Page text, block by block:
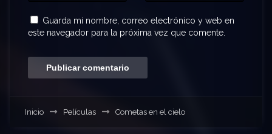
Guarda mi nombre, correo electrónico y web en
este navegador para la próxima vez que comente.
Inicio Películas Cometas en el cielo